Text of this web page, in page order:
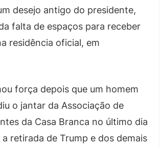
desejo antigo do presidente,
falta de espaços para receber
residência oficial, em
força depois que um homem
o jantar da Associação de
da Casa Branca no último dia
retirada de Trump e dos demais